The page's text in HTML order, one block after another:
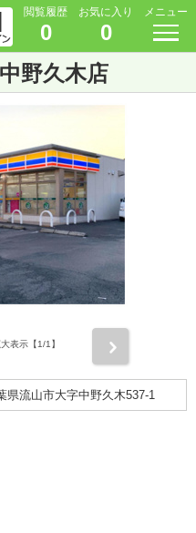
閲覧履歴
0
お気に入り
0
メニュー
野久木店
表示【1/1】
県流山市大字中野久木537-1